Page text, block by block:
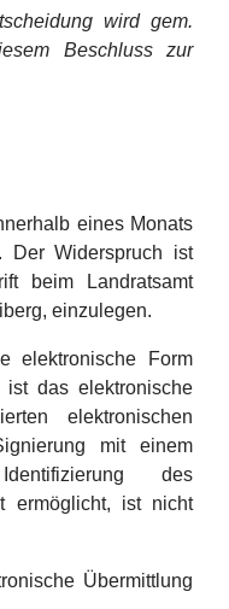
wird gem.
Beschluss zur
eines Monats
Der Widerspruch ist
beim Landratsamt
einzulegen.
elektronische Form
das elektronische
elektronischen
mit einem
des
ermöglicht, ist nicht
Übermittlung